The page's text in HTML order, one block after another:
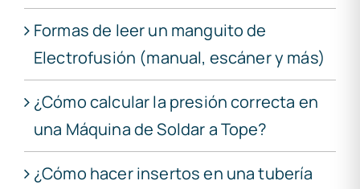
Formas de leer un manguito de
Electrofusión (manual, escáner y más)
¿Cómo calcular la presión correcta en
una Máquina de Soldar a Tope?
¿Cómo hacer insertos en una tubería